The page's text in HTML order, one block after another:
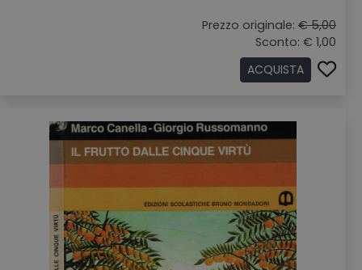
Prezzo originale: € 5,00
Sconto: € 1,00
ACQUISTA